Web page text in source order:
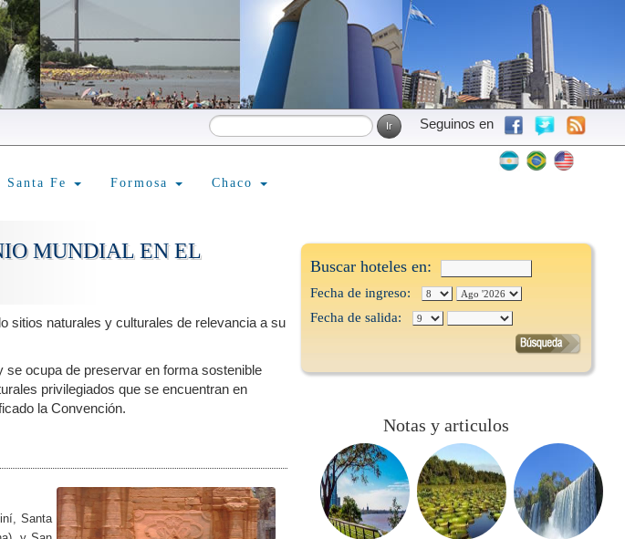
Seguinos en
Santa Fe Formosa Chaco
MUNDIAL EN EL
sitios naturales y culturales de relevancia a su
se ocupa de preservar en forma sostenible
privilegiados que se encuentran en
la Convención.
Santa
Buscar hoteles en:
Fecha de ingreso:
Fecha de salida:
Notas y articulos